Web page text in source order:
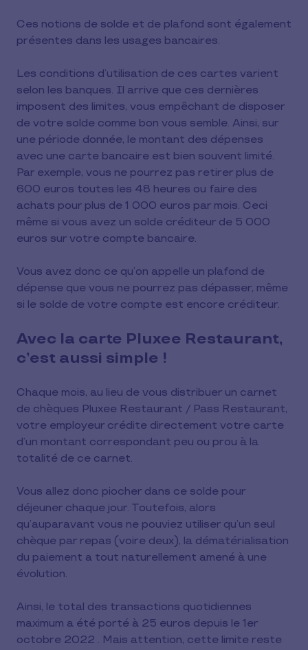
Ces notions de solde et de plafond sont également
présentes dans les usages bancaires.
Les conditions d’utilisation de ces cartes varient
selon les banques. Il arrive que ces dernières
imposent des limites, vous empêchant de disposer
de votre solde comme bon vous semble. Ainsi, sur
une période donnée, le montant des dépenses
avec une carte bancaire est bien souvent limité.
Par exemple, vous ne pourrez pas retirer plus de
600 euros toutes les 48 heures ou faire des
achats pour plus de 1 000 euros par mois. Ceci
même si vous avez un solde créditeur de 5 000
euros sur votre compte bancaire.
Vous avez donc ce qu’on appelle un plafond de
dépense que vous ne pourrez pas dépasser, même
si le solde de votre compte est encore créditeur.
Avec la carte Pluxee Restaurant,
c’est aussi simple !
Chaque mois, au lieu de vous distribuer un carnet
de chèques Pluxee Restaurant / Pass Restaurant,
votre employeur crédite directement votre carte
d’un montant correspondant peu ou prou à la
totalité de ce carnet.
Vous allez donc piocher dans ce solde pour
déjeuner chaque jour. Toutefois, alors
qu’auparavant vous ne pouviez utiliser qu’un seul
chèque par repas (voire deux), la dématérialisation
du paiement a tout naturellement amené à une
évolution.
Ainsi, le total des transactions quotidiennes
maximum a été porté à 25 euros depuis le 1er
octobre 2022 . Mais attention, cette limite reste